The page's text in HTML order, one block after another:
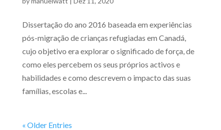
Dissertação do ano 2016 baseada em experiências
pós-migração de crianças refugiadas em Canadá,
cujo objetivo era explorar o significado de força, de
como eles percebem os seus próprios activos e
habilidades e como descrevem o impacto das suas
famílias, escolas e...
« Older Entries